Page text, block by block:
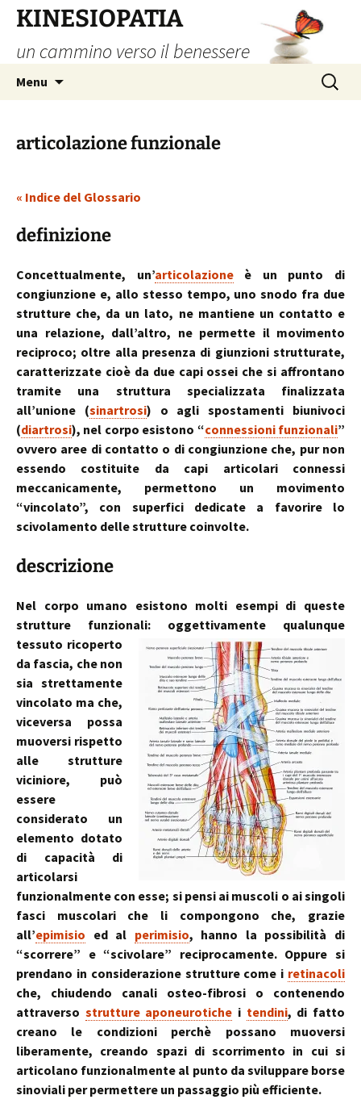
contenuto
KINESIOPATIA
un cammino verso il benessere
Menu
Ricerca
per:
articolazione funzionale
« Indice del Glossario
definizione
Concettualmente, un’articolazioneè un punto di
congiunzione e, allo stesso tempo, uno snodo fra due
strutture che, da un lato, ne mantiene un contatto e
una relazione, dall’altro, ne permette il movimento
reciproco; oltre alla presenza di giunzioni strutturate,
caratterizzate cioè da due capi ossei che si affrontano
tramite una struttura specializzata finalizzata
all’unione (sinartrosi) o agli spostamenti biunivoci
(diartrosi), nel corpo esistono “connessioni funzionali”
ovvero aree di contatto o di congiunzione che, pur non
essendo costituite da capi articolari connessi
meccanicamente, permettono un movimento
“vincolato”, con superfici dedicate a favorire lo
scivolamento delle strutture coinvolte.
descrizione
Nel corpo umano esistono molti esempi di queste
strutture funzionali: oggettivamente qualunque
tessuto ricoperto
da fascia, che non
sia strettamente
vincolato ma che,
viceversa possa
muoversi rispetto
alle strutture
viciniore, può
essere
considerato un
elemento dotato
di capacità di
articolarsi
funzionalmente con esse; si pensi ai muscoli o ai singoli
fasci muscolari che li compongono che, grazie
all’epimisio ed al perimisio, hanno la possibilità di
“scorrere” e “scivolare” reciprocamente. Oppure si
prendano in considerazione strutture come i retinacoli
che, chiudendo canali osteo-fibrosi o contenendo
attraverso strutture aponeurotiche i tendini, di fatto
creano le condizioni perchè possano muoversi
liberamente, creando spazi di scorrimento in cui si
articolano funzionalmente al punto da sviluppare borse
sinoviali per permettere un passaggio più efficiente.